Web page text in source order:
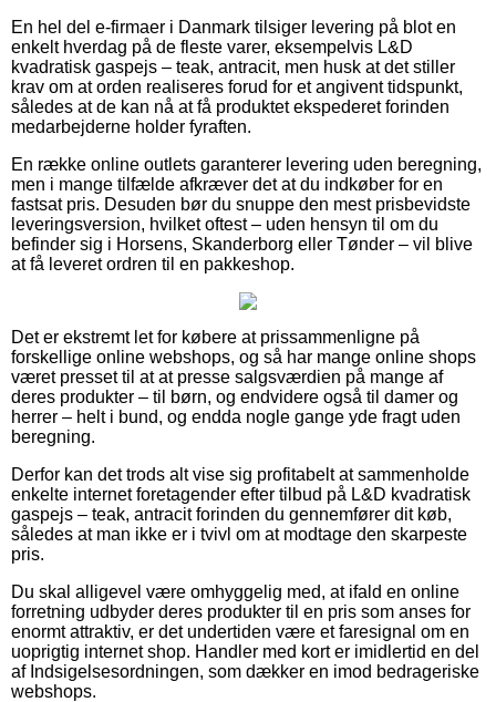
En hel del e-firmaer i Danmark tilsiger levering på blot en
enkelt hverdag på de fleste varer, eksempelvis L&D
kvadratisk gaspejs – teak, antracit, men husk at det stiller
krav om at orden realiseres forud for et angivent tidspunkt,
således at de kan nå at få produktet ekspederet forinden
medarbejderne holder fyraften.
En række online outlets garanterer levering uden beregning,
men i mange tilfælde afkræver det at du indkøber for en
fastsat pris. Desuden bør du snuppe den mest prisbevidste
leveringsversion, hvilket oftest – uden hensyn til om du
befinder sig i Horsens, Skanderborg eller Tønder – vil blive
at få leveret ordren til en pakkeshop.
Det er ekstremt let for købere at prissammenligne på
forskellige online webshops, og så har mange online shops
været presset til at at presse salgsværdien på mange af
deres produkter – til børn, og endvidere også til damer og
herrer – helt i bund, og endda nogle gange yde fragt uden
beregning.
Derfor kan det trods alt vise sig profitabelt at sammenholde
enkelte internet foretagender efter tilbud på L&D kvadratisk
gaspejs – teak, antracit forinden du gennemfører dit køb,
således at man ikke er i tvivl om at modtage den skarpeste
pris.
Du skal alligevel være omhyggelig med, at ifald en online
forretning udbyder deres produkter til en pris som anses for
enormt attraktiv, er det undertiden være et faresignal om en
uoprigtig internet shop. Handler med kort er imidlertid en del
af Indsigelsesordningen, som dækker en imod bedrageriske
webshops.